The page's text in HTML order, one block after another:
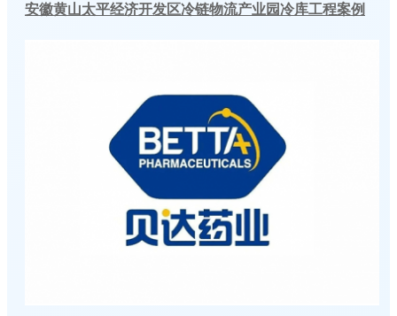
安徽黄山太平经济开发区冷链物流产业园冷库工程案例